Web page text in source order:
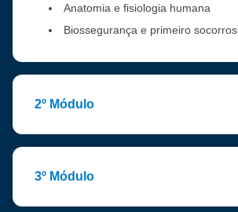
Anatomia e fisiologia humana
Biossegurança e primeiro socorros
2º Módulo
3º Módulo